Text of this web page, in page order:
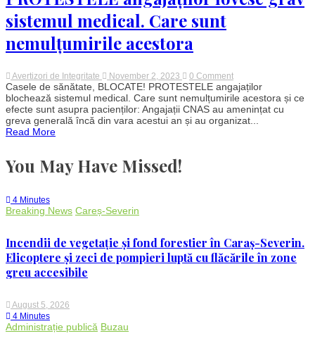
sistemul medical. Care sunt
nemulțumirile acestora
Avertizori de Integritate November 2, 2023 0 Commenton
Casele
de
sănătate,
BLOCATE!
PROTESTELE
Casele de sănătate, BLOCATE! PROTESTELE angajaților
blochează sistemul medical. Care sunt nemulțumirile acestora și ce
efecte sunt asupra pacienților: Angajații CNAS au amenințat cu
greva generală încă din vara acestui an și au organizat...
Read More
You May Have Missed!
4 Minutes
Breaking News Careș-Severin
Incendii de vegetație și fond forestier în Caraș-Severin.
Elicoptere și zeci de pompieri luptă cu flăcările în zone
greu accesibile
August 5, 2026
4 Minutes
Administrație publică Buzau